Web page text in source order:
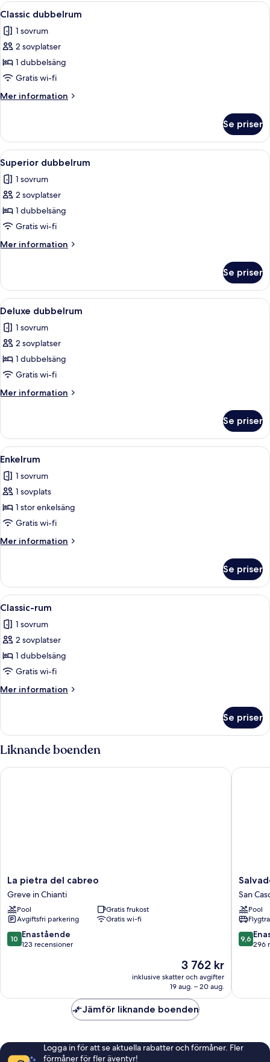
Öppna
alla
foton
för
Classic
dubbelrum
Ett hotellrum med en säng, ett
2
Classic dubbelrum
1 sovrum
2 sovplatser
1 dubbelsäng
Gratis wi-fi
Mer information
Mer
dubbelrum
Se priser
Öppna
alla
foton
för
Superior
dubbelrum
Ett sovrum med en stor säng,
1
Superior dubbelrum
1 sovrum
2 sovplatser
1 dubbelsäng
Gratis wi-fi
Mer information
Mer
dubbelrum
Se priser
Öppna
alla
foton
för
Deluxe
dubbelrum
Ett rum med ett stort fönster, utsikt
6
Deluxe dubbelrum
1 sovrum
2 sovplatser
1 dubbelsäng
Gratis wi-fi
Mer information
Mer
dubbelrum
Se priser
Öppna
alla
foton
för
Enkelrum
Ett hotellrum med en säng, en
2
Enkelrum
1 sovrum
1 sovplats
1 stor enkelsäng
Gratis wi-fi
Mer information
Mer
Se priser
Öppna
alla
foton
för
Classic-
rum
Ett sovrum med en säng, en stol och
8
Classic-rum
1 sovrum
2 sovplatser
1 dubbelsäng
Gratis wi-fi
Mer information
Mer
rum
Se priser
Liknande boenden
La
pietra
del
cabreo
Greve
in
Chianti
La pietra del cabreo
Greve in Chianti
Pool
Gratis frukost
Avgiftsfri parkering
Gratis wi-fi
10.0
av
10 Enastående
123 recensioner
Priset
3 762 kr
3 762 kr
inklusive skatter och avgifter
19 aug. – 20 aug.
La pietra del cabreo
-
Borgo
del
Chianti
San
San
Pool
9.6
av
9,6
296
Jämför liknande boenden
Logga in för att se aktuella rabatter och förmåner. Fler
förmåner för fler äventyr!